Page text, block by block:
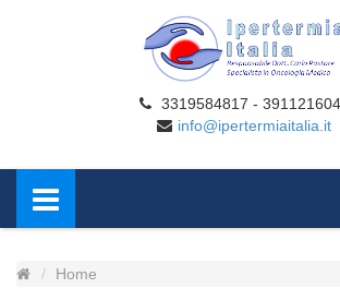
3319584817 -
info@ipertermiaitalia.it
Home